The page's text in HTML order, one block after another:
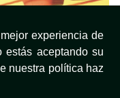
experiencia de
estás aceptando su
nuestra política haz